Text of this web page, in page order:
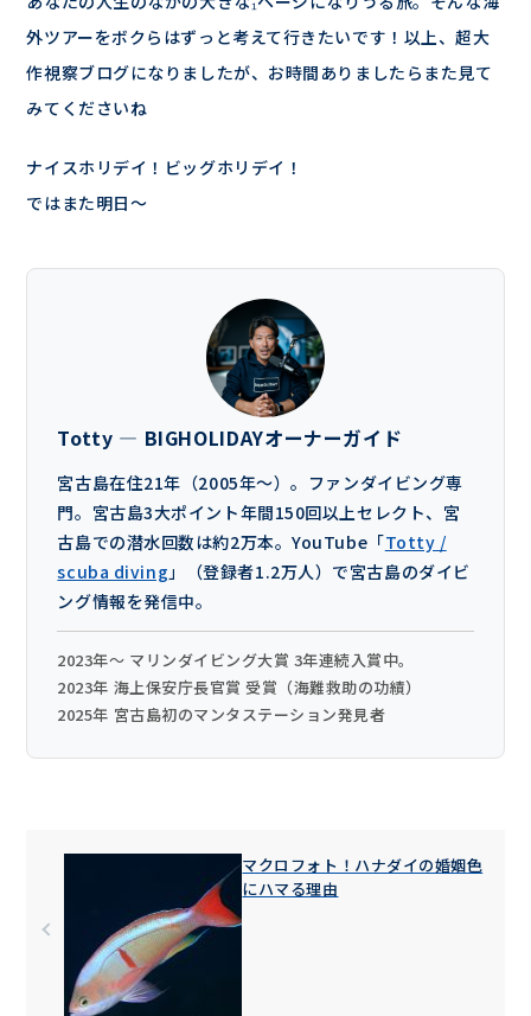
外ツアーをボクらはずっと考えて行きたいです！以上、超大
作視察ブログになりましたが、お時間ありましたらまた見て
みてくださいね
ナイスホリデイ！ビッグホリデイ！
ではまた明日～
Totty — BIGHOLIDAYオーナーガイド
宮古島在住21年（2005年〜）。ファンダイビング専
門。宮古島3大ポイント年間150回以上セレクト、宮
古島での潜水回数は約2万本。YouTube「Totty /
scuba diving」（登録者1.2万人）で宮古島のダイビ
ング情報を発信中。
2023年〜 マリンダイビング大賞 3年連続入賞中。
2023年 海上保安庁長官賞 受賞（海難救助の功績）
2025年 宮古島初のマンタステーション発見者
マクロフォト！ハナダイの婚姻色
にハマる理由